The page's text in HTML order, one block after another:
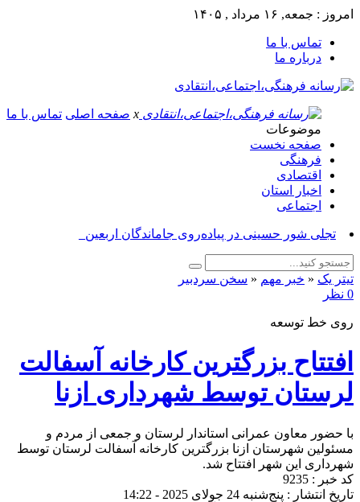
امروز : جمعه, ۱۶ مرداد , ۱۴۰۵
تماس با ما
درباره ما
x صفحه اصلی تماس با ما
موضوعات
صفحه نخست
فرهنگی
اقتصادی
اخبار استان
اجتماعی
بر_
تیتر یک « خبر مهم « سخن سردبیر
0 نظر
روی خط توسعه
افتتاح بزرگترین کارخانه آسفالت
لرستان توسط شهرداری ازنا
با حضور معاون عمرانی استاندار لرستان و جمعی از مردم و
مسئولین شهرستان ازنا بزرگترین کارخانه آسفالت لرستان توسط
شهرداری این شهر افتتاح شد.
کد خبر : 9235
تاریخ انتشار : پنج‌شنبه 24 جولای 2025 - 14:22